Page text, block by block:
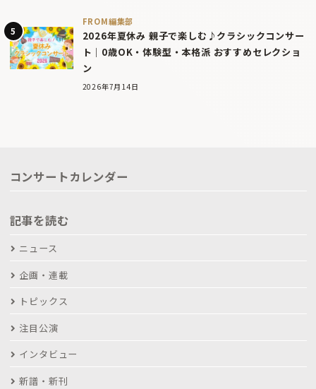
FROM編集部
2026年夏休み 親子で楽しむ♪クラシックコンサー
ト｜0歳OK・体験型・本格派 おすすめセレクショ
ン
2026年7月14日
コンサートカレンダー
記事を読む
ニュース
企画・連載
トピックス
注目公演
インタビュー
新譜・新刊